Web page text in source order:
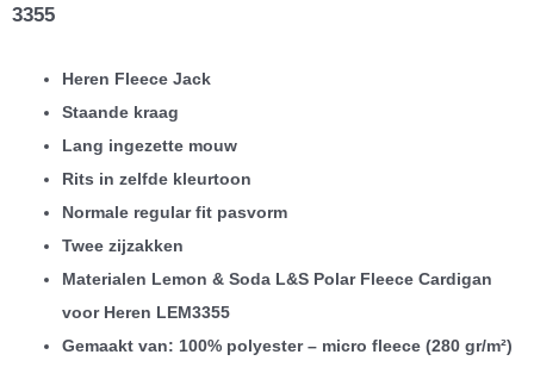
3355
Heren Fleece Jack
Staande kraag
Lang ingezette mouw
Rits in zelfde kleurtoon
Normale regular fit pasvorm
Twee zijzakken
Materialen Lemon & Soda L&S Polar Fleece Cardigan
voor Heren LEM3355
Gemaakt van: 100% polyester – micro fleece (280 gr/m²)